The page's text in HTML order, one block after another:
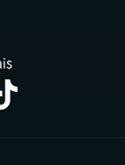
aba)